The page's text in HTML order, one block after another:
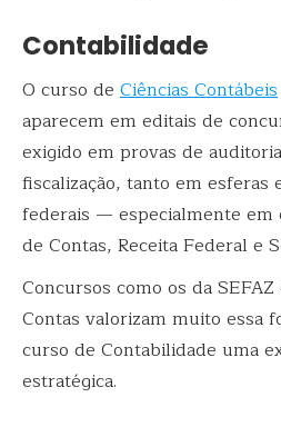
Contabilidade
O curso de Ciências Contábeis
aparecem em editais de
exigido em provas de
fiscalização, tanto em esferas
federais — especialmente em
de Contas, Receita Federal e
Concursos como os da
Contas valorizam muito essa
curso de Contabilidade uma
estratégica.